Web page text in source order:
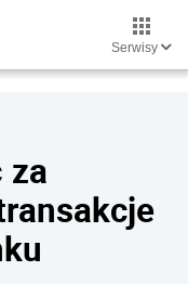
Serwisy
za